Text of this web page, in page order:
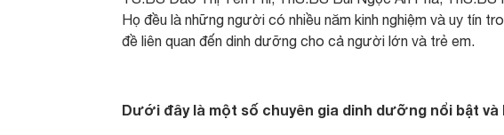
Họ đều là những người có nhiều năm kinh nghiệm và uy tín
đề liên quan đến dinh dưỡng cho cả người lớn và trẻ em.
Dưới đây là một số chuyên gia dinh dưỡng nổi bật và